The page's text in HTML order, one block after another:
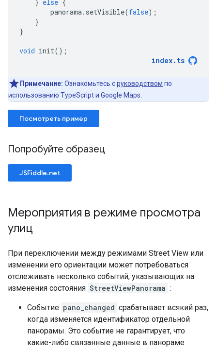
} else {
panorama. setVisible(false);
}
}
void init();
index. ts
Примечание: Ознакомьтесь сруководством по
использованию TypeScript и Google Maps.
Посмотреть пример
Попробуйте образец
JSFiddle.net
Мероприятия в режиме просмотра
улиц
При переключении между режимами Street View или
изменении его ориентации может потребоваться
отслеживать несколько событий, указывающих на
изменения состояния StreetViewPanorama :
Событие pano_changed срабатывает всякий раз,
когда изменяется идентификатор отдельной
панорамы. Это событие не гарантирует, что
какие-либо связанные данные в панораме